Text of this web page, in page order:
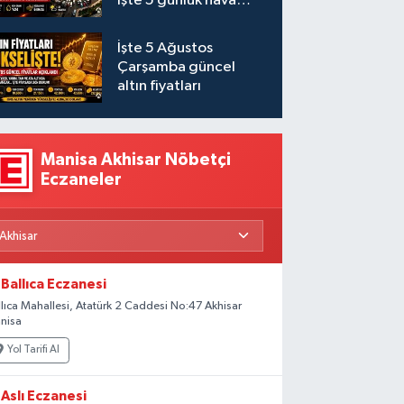
İşte 5 Ağustos
Çarşamba güncel
altın fiyatları
Manisa Akhisar Nöbetçi
Eczaneler
Ballıca Eczanesi
Mahallesi, Atatürk 2 Caddesi No:47 Akhisar
Yol Tarifi Al
Aslı Eczanesi